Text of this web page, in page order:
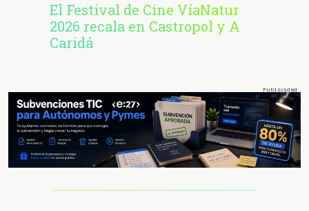
El Festival de Cine VíaNatur
2026 recala en Castropol y A
Caridá